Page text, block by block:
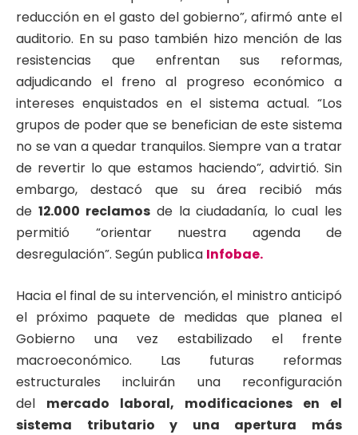
reducción en el gasto del gobierno”, afirmó ante el
auditorio. En su paso también hizo mención de las
resistencias que enfrentan sus reformas,
adjudicando el freno al progreso económico a
intereses enquistados en el sistema actual. “Los
grupos de poder que se benefician de este sistema
no se van a quedar tranquilos. Siempre van a tratar
de revertir lo que estamos haciendo”, advirtió. Sin
embargo, destacó que su área recibió más
de 12.000 reclamosde la ciudadanía, lo cual les
permitió “orientar nuestra agenda de
desregulación”. Según publica Infobae.
Hacia el final de su intervención, el ministro anticipó
el próximo paquete de medidas que planea el
Gobierno una vez estabilizado el frente
macroeconómico. Las futuras reformas
estructurales incluirán una reconfiguración
del mercado laboral, modificaciones en el
sistema tributario y una apertura más